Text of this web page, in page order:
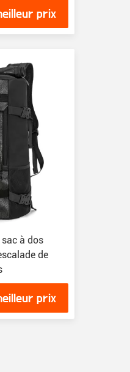
prix
sac à dos
de
prix